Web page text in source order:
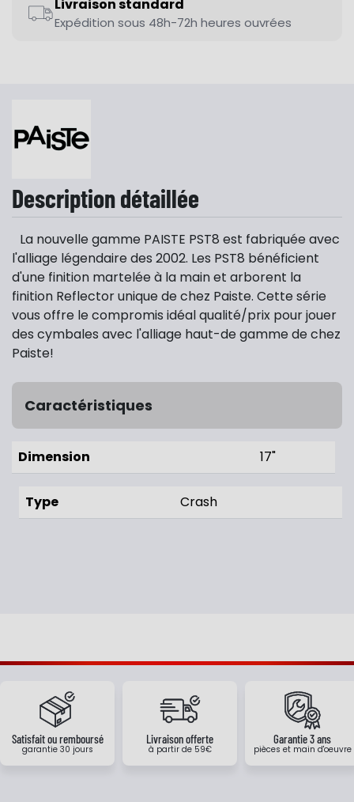
Livraison standard
Expédition sous 48h-72h heures ouvrées
Description détaillée
La nouvelle gamme PAISTE PST8 est fabriquée avec
l'alliage légendaire des 2002. Les PST8 bénéficient
d'une finition martelée à la main et arborent la
finition Reflector unique de chez Paiste. Cette série
vous offre le compromis idéal qualité/prix pour jouer
des cymbales avec l'alliage haut-de gamme de chez
Paiste!
Caractéristiques
Dimension 17"
Type Crash
Satisfait ou remboursé
garantie 30 jours
Livraison offerte
à partir de 59€
Garantie 3 ans
pièces et main d'oeuvre